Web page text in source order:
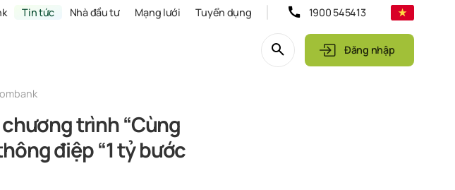
Tin tức Nhà đầu tư Mạng lưới Tuyển dụng 1900 545413
Đăng nhập
trình “Cùng
điệp “1 tỷ bước